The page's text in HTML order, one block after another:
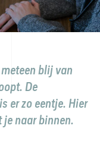
blij van
De
er zo eentje. Hier
naar binnen.